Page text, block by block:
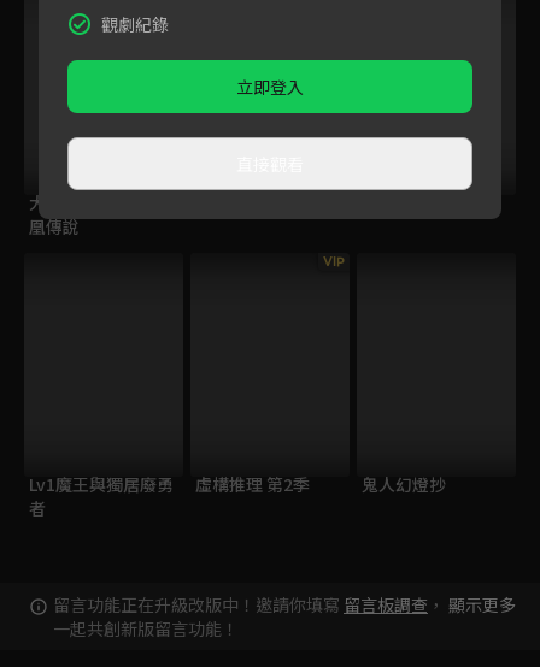
大江戶烈火殺手 - 鳳
凰傳說
Lv1魔王與獨居廢勇
者
VIP
虛構推理 第2季 鬼人幻燈抄
留言功能正在升級改版中！邀請你填寫 留言板調查 ，
一起共創新版留言功能！
顯示更多
觀劇紀錄
立即登入